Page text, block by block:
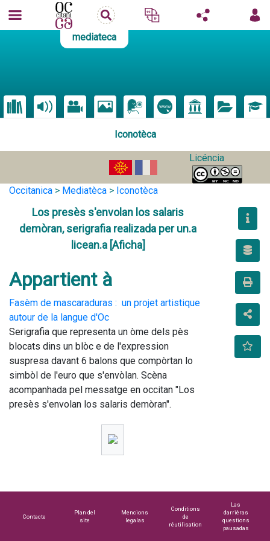
mediateca
Iconotèca
Licéncia
Occitanica > Mediatèca > Iconotèca
Los presès s'envolan los salaris
demòran, serigrafia realizada per un.a
licean.a [Aficha]
Appartient à
Fasèm de mascaraduras : un projet artistique
autour de la langue d'Oc
Serigrafia que representa un òme dels pès
blocats dins un blòc e de l'expression
suspresa davant 6 balons que compòrtan lo
simbòl de l'euro que s'envòlan. Scèna
acompanhada pel messatge en occitan "Los
presès s'envolan los salaris demòran".
Contacte
Plan del
site
Mencions
legalas
Conditions
de
réutilisation
Las
darrièras
questions
pausadas